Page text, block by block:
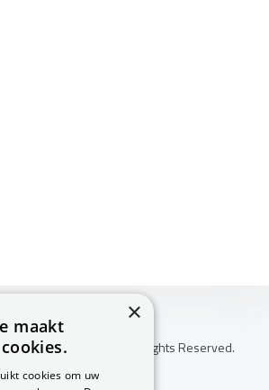
Voor Gezondheid. All Rights Reserved.
Klachtenprocedure
×
maakt
cookies om uw